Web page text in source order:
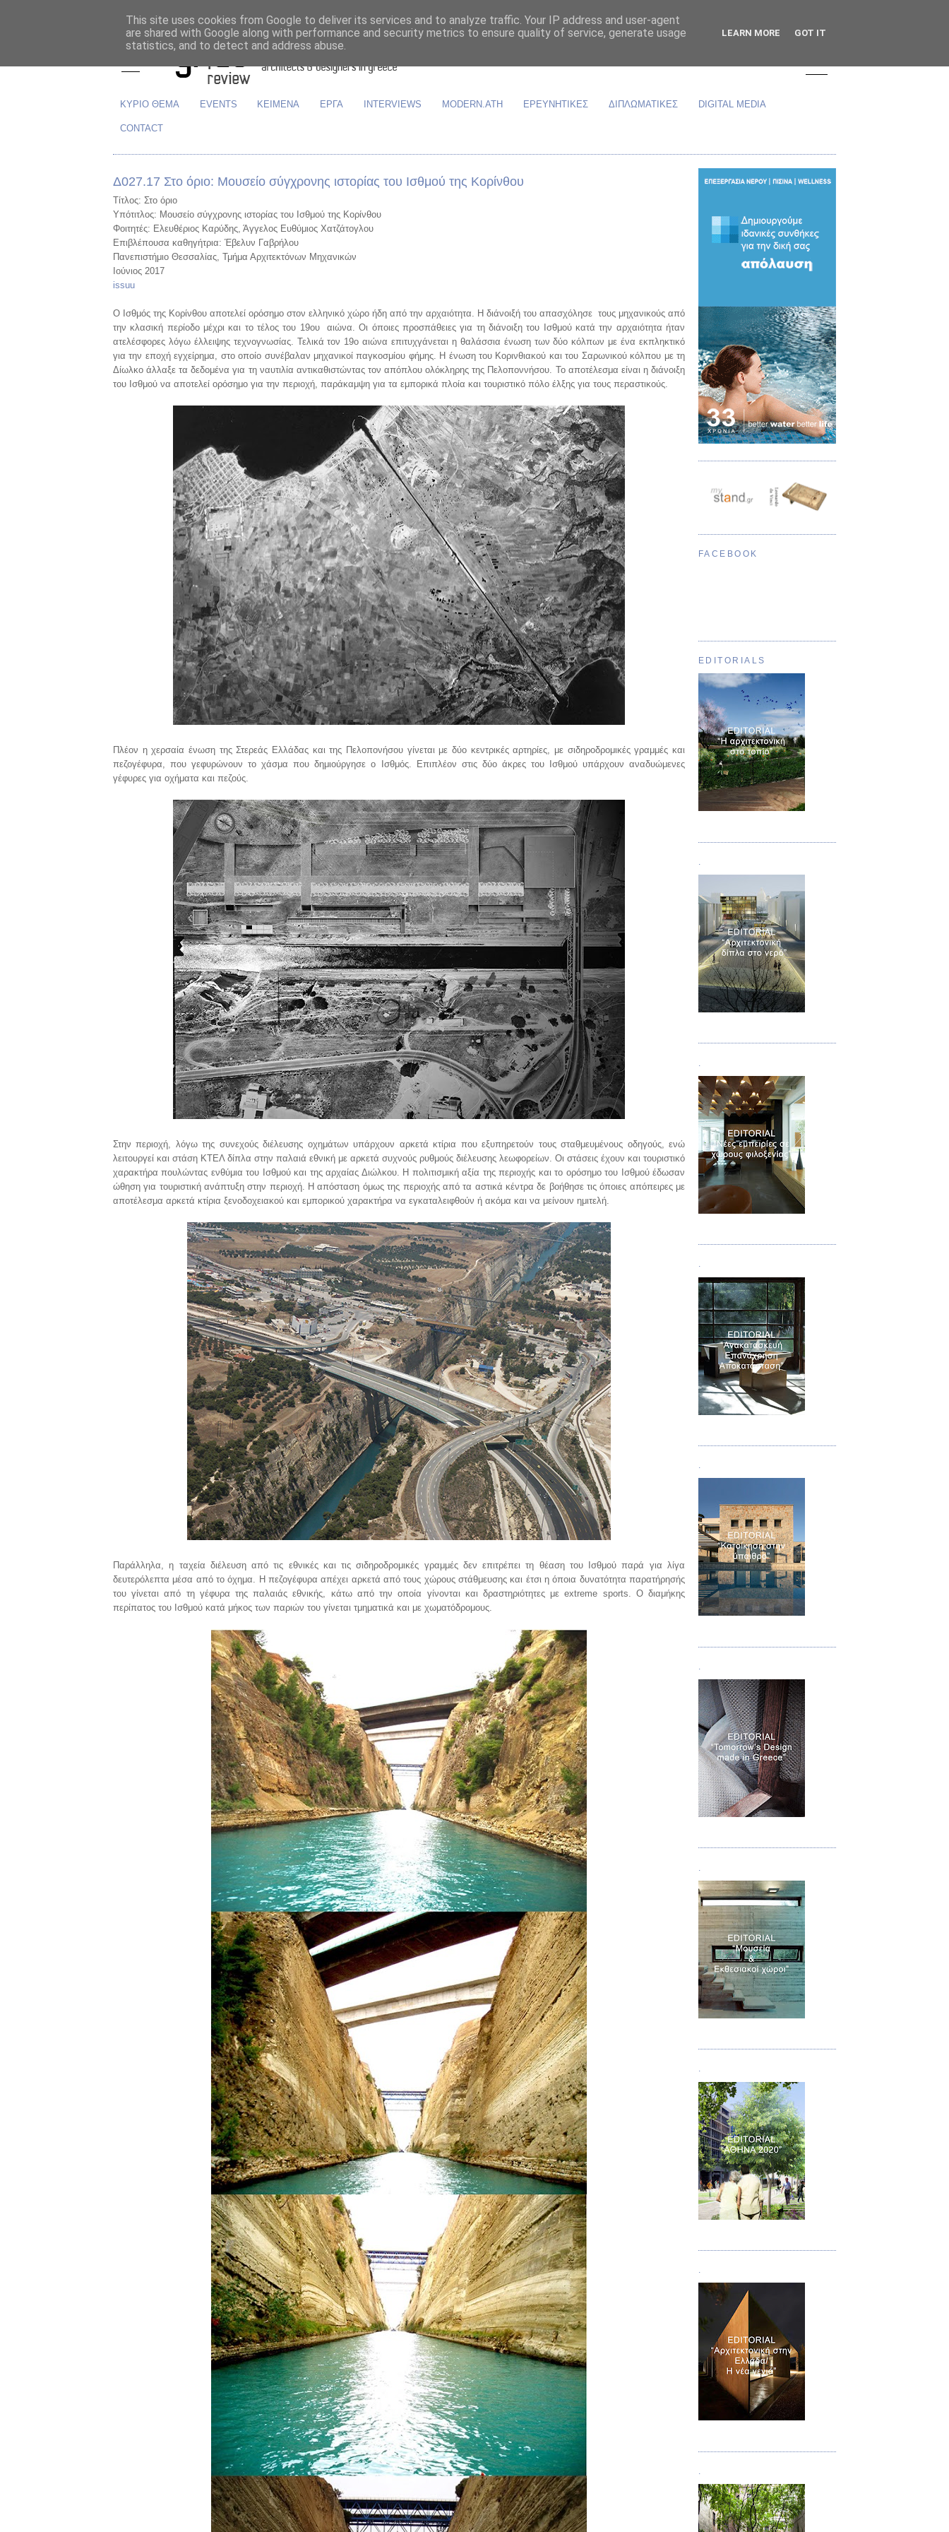
ΚΥΡΙΟ ΘΕΜΑ EVENTS ΚΕΙΜΕΝΑ ΕΡΓΑ INTERVIEWS MODERN.ATH ΕΡΕΥΝΗΤΙΚΕΣ ΔΙΠΛΩΜΑΤΙΚΕΣ DIGITAL MEDIA
CONTACT
Δ027.17 Στο όριο: Μουσείο σύγχρονης ιστορίας του Ισθμού της Κορίνθου
Τίτλος: Στο όριο
Υπότιτλος: Μουσείο σύγχρονης ιστορίας του Ισθμού της Κορίνθου
Φοιτητές: Ελευθέριος Καρύδης, Άγγελος Ευθύμιος Χατζάτογλου
Επιβλέπουσα καθηγήτρια: Έβελυν Γαβρήλου
Πανεπιστήμιο Θεσσαλίας, Τμήμα Αρχιτεκτόνων Μηχανικών
Ιούνιος 2017
issuu
Ο Ισθμός της Κορίνθου αποτελεί ορόσημο στον ελληνικό χώρο ήδη από την αρχαιότητα. Η διάνοιξή του απασχόλησε τους μηχανικούς από
την κλασική περίοδο μέχρι και το τέλος του 19ου αιώνα. Οι όποιες προσπάθειες για τη διάνοιξη του Ισθμού κατά την αρχαιότητα ήταν
ατελέσφορες λόγω έλλειψης τεχνογνωσίας. Τελικά τον 19ο αιώνα επιτυχγάνεται η θαλάσσια ένωση των δύο κόλπων με ένα εκπληκτικό
για την εποχή εγχείρημα, στο οποίο συνέβαλαν μηχανικοί παγκοσμίου φήμης. Η ένωση του Κορινθιακού και του Σαρωνικού κόλπου με τη
Δίωλκο άλλαξε τα δεδομένα για τη ναυτιλία αντικαθιστώντας τον απόπλου ολόκληρης της Πελοποννήσου. Το αποτέλεσμα είναι η διάνοιξη
του Ισθμού να αποτελεί ορόσημο για την περιοχή, παράκαμψη για τα εμπορικά πλοία και τουριστικό πόλο έλξης για τους περαστικούς.
Πλέον η χερσαία ένωση της Στερεάς Ελλάδας και της Πελοπονήσου γίνεται με δύο κεντρικές αρτηρίες, με σιδηροδρομικές γραμμές και
πεζογέφυρα, που γεφυρώνουν το χάσμα που δημιούργησε ο Ισθμός. Επιπλέον στις δύο άκρες του Ισθμού υπάρχουν αναδυώμενες
γέφυρες για οχήματα και πεζούς.
Στην περιοχή, λόγω της συνεχούς διέλευσης οχημάτων υπάρχουν αρκετά κτίρια που εξυπηρετούν τους σταθμευμένους οδηγούς, ενώ
λειτουργεί και στάση ΚΤΕΛ δίπλα στην παλαιά εθνική με αρκετά συχνούς ρυθμούς διέλευσης λεωφορείων. Οι στάσεις έχουν και τουριστικό
χαρακτήρα πουλώντας ενθύμια του Ισθμού και της αρχαίας Διώλκου. Η πολιτισμική αξία της περιοχής και το ορόσημο του Ισθμού έδωσαν
ώθηση για τουριστική ανάπτυξη στην περιοχή. Η απόσταση όμως της περιοχής από τα αστικά κέντρα δε βοήθησε τις όποιες απόπειρες με
αποτέλεσμα αρκετά κτίρια ξενοδοχειακού και εμπορικού χαρακτήρα να εγκαταλειφθούν ή ακόμα και να μείνουν ημιτελή.
Παράλληλα, η ταχεία διέλευση από τις εθνικές και τις σιδηροδρομικές γραμμές δεν επιτρέπει τη θέαση του Ισθμού παρά για λίγα
δευτερόλεπτα μέσα από το όχημα. Η πεζογέφυρα απέχει αρκετά από τους χώρους στάθμευσης και έτσι η όποια δυνατότητα παρατήρησής
του γίνεται από τη γέφυρα της παλαιάς εθνικής, κάτω από την οποία γίνονται και δραστηριότητες με extreme sports. Ο διαμήκης
περίπατος του Ισθμού κατά μήκος των παριών του γίνεται τμηματικά και με χωματόδρομους.
FACEBOOK
EDITORIALS
.
.
.
.
.
.
.
This site uses cookies from Google to deliver its services and to analyze traffic. Your IP address and user-agent
are shared with Google along with performance and security metrics to ensure quality of service, generate usage
statistics, and to detect and address abuse.
LEARN MORE GOT IT